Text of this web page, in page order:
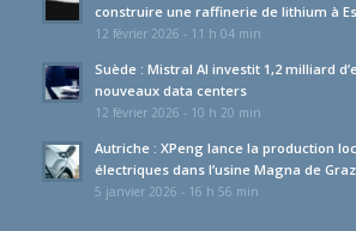
construire une raffinerie de lithium à
12 février 2026 - 11 h 04 min
Suède : Mistral AI investit 1,2 milliard
nouveaux data centers
12 février 2026 - 10 h 20 min
Autriche : XPeng lance la production
électriques dans l’usine Magna de Graz
5 janvier 2026 - 16 h 56 min